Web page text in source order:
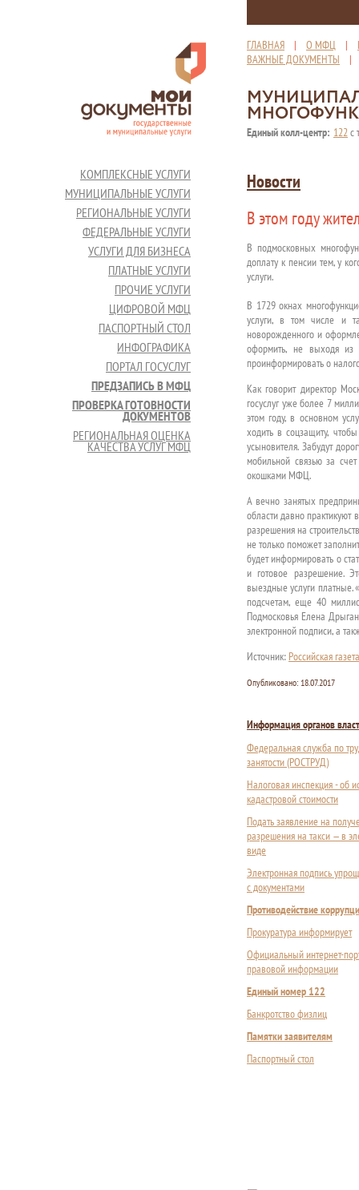
ГЛАВНАЯ | О МФЦ |
ВАЖНЫЕ ДОКУМЕНТЫ
Единый колл-центр: 122с
КОМПЛЕКСНЫЕ УСЛУГИ
МУНИЦИПАЛЬНЫЕ УСЛУГИ
РЕГИОНАЛЬНЫЕ УСЛУГИ
ФЕДЕРАЛЬНЫЕ УСЛУГИ
УСЛУГИ ДЛЯ БИЗНЕСА
ПЛАТНЫЕ УСЛУГИ
ПРОЧИЕ УСЛУГИ
ЦИФРОВОЙ МФЦ
ПАСПОРТНЫЙ СТОЛ
ИНФОГРАФИКА
ПОРТАЛ ГОСУСЛУГ
ПРЕДЗАПИСЬ В МФЦ
ПРОВЕРКА ГОТОВНОСТИ
ДОКУМЕНТОВ
РЕГИОНАЛЬНАЯ ОЦЕНКА
КАЧЕСТВА УСЛУГ МФЦ
Новости
В этом году
В подмосковных
доплату к пенсии тем, у
услуги.
В 1729 окнах
услуги, в том числе и
новорожденного и
оформить, не выходя из
проинформировать о
Как говорит директор
госуслуг уже более 7
этом году, в основном
ходить в соцзащиту,
усыновителя. Забудут
мобильной связью за
окошками МФЦ.
А вечно занятых
области давно
разрешения на
не только поможет
будет информировать о
и готовое разрешение.
выездные услуги
подсчетам, еще 40
Подмосковья Елена
электронной подписи, а
Источник: Российская газета
Опубликовано: 18.07.2017
Информация органов
Федеральная служба по
занятости (РОСТРУД)
Налоговая инспекция - об
кадастровой стоимости
Подать заявление на
разрешения на такси — в
виде
Электронная подпись
с документами
Противодействие
Прокуратура информирует
Официальный интернет-
правовой информации
Единый номер 122
Банкротство физлиц
Памятки заявителям
Паспортный стол